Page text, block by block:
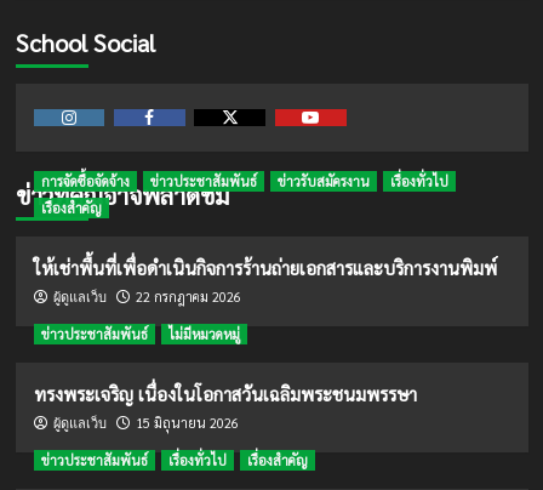
School Social
ข่าวที่คุณอาจพลาดชม
การจัดซื้อจัดจ้าง ข่าวประชาสัมพันธ์ ข่าวรับสมัครงาน
เรื่องทั่วไป
เรื่องสำคัญ
ให้เช่าพื้นที่เพื่อดำเนินกิจการร้านถ่ายเอกสารและบริการงานพิมพ์
ผู้ดูแลเว็บ 22 กรกฎาคม 2026
ข่าวประชาสัมพันธ์ ไม่มีหมวดหมู่
ทรงพระเจริญ เนื่องในโอกาสวันเฉลิมพระชนมพรรษา
ผู้ดูแลเว็บ 15 มิถุนายน 2026
ข่าวประชาสัมพันธ์ เรื่องทั่วไป เรื่องสำคัญ